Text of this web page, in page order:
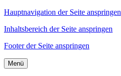
Hauptnavigation der Seite anspringen
Inhaltsbereich der Seite anspringen
Footer der Seite anspringen
Menü